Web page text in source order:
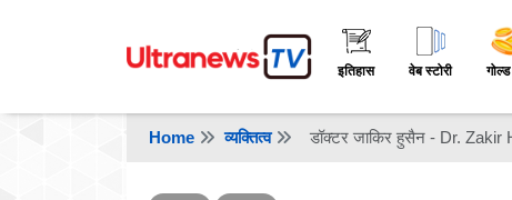
इतिहास वेब स्टोरी
Home व्यक्तित्व डॉक्टर जाकिर हुसैन - Dr. Zakir